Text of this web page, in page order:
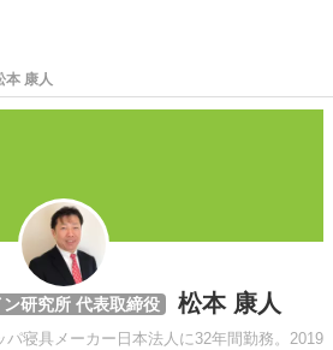
本 康人
研究所 代表取締役 松本 康人
パ寝具メーカー日本法人に32年間勤務。2019